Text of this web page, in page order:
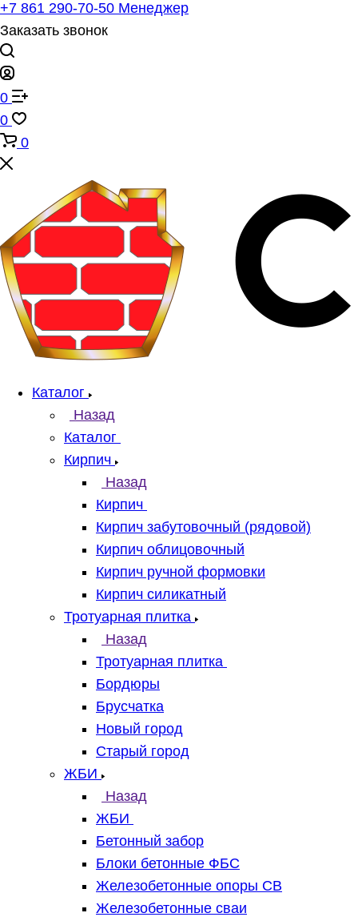
+7 861 290-70-50 Менеджер
Заказать звонок
0
0
0
Каталог
Назад
Каталог
Кирпич
Назад
Кирпич
Кирпич забутовочный (рядовой)
Кирпич облицовочный
Кирпич ручной формовки
Кирпич силикатный
Тротуарная плитка
Назад
Тротуарная плитка
Бордюры
Брусчатка
Новый город
Старый город
ЖБИ
Назад
ЖБИ
Бетонный забор
Блоки бетонные ФБС
Железобетонные опоры СВ
Железобетонные сваи